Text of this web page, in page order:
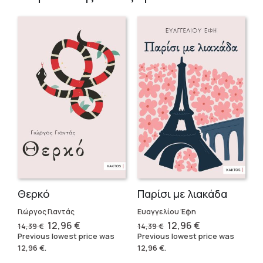
Θερκό
Γιώργος Γιαντάς
14,39€ Original
price
was:
12,96€Current
price
is:
Previous lowest price was
12,96 €.
Παρίσι με λιακάδα
Ευαγγελίου Έφη
14,39€ Original
price
was:
12,96€Current
price
is:
Previous lowest price was
12,96 €.